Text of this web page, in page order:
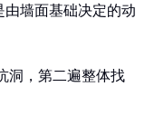
墙面基础决定的动
洞，第二遍整体找